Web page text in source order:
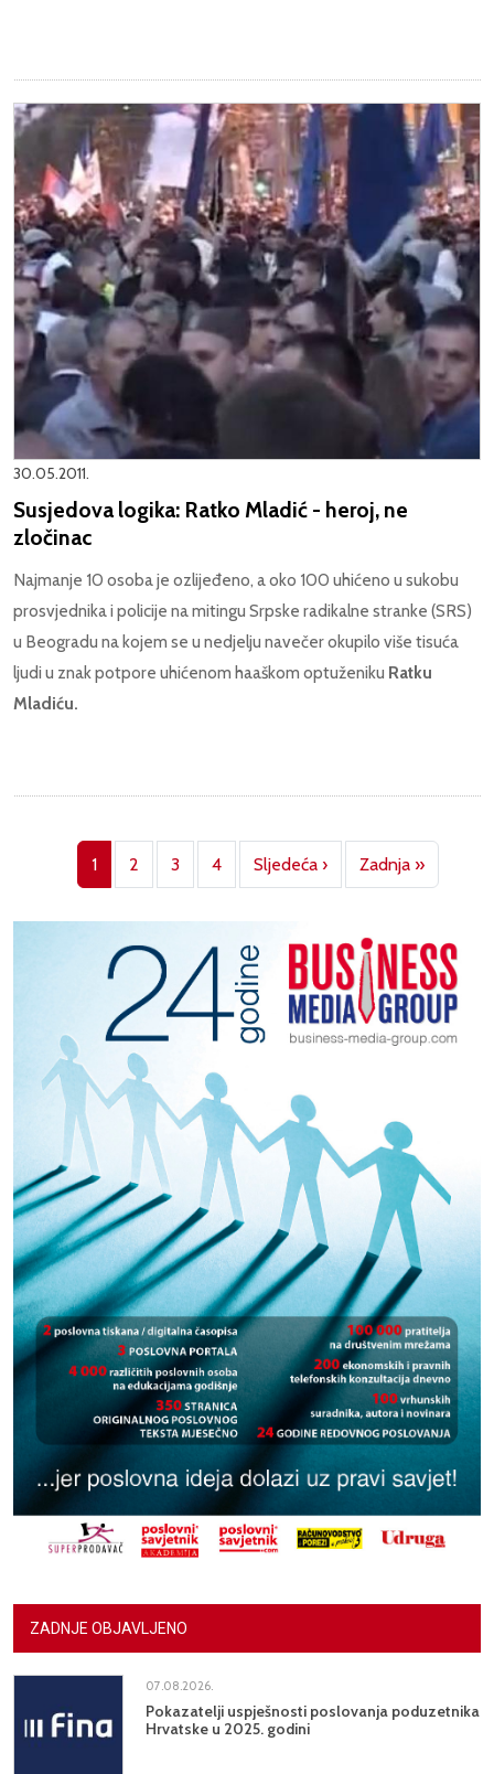
30.05.2011.
Susjedova logika: Ratko Mladić - heroj, ne
zločinac
Najmanje 10 osoba je ozlijeđeno, a oko 100 uhićeno u sukobu
prosvjednika i policije na mitingu Srpske radikalne stranke (SRS)
u Beogradu na kojem se u nedjelju navečer okupilo više tisuća
ljudi u znak potpore uhićenom haaškom optuženiku Ratku
Mladiću.
Pagination
1 2 3 4 Sljedeća ›Next page
Zadnja »Last
ZADNJE OBJAVLJENO
07.08.2026.
Pokazatelji uspješnosti poslovanja poduzetnika
Hrvatske u 2025. godini